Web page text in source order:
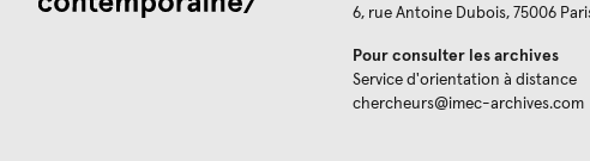
6, rue Antoine Dubois, 75006
Pour consulter les archives
Service d'orientation à distance
chercheurs@imec-archives.com